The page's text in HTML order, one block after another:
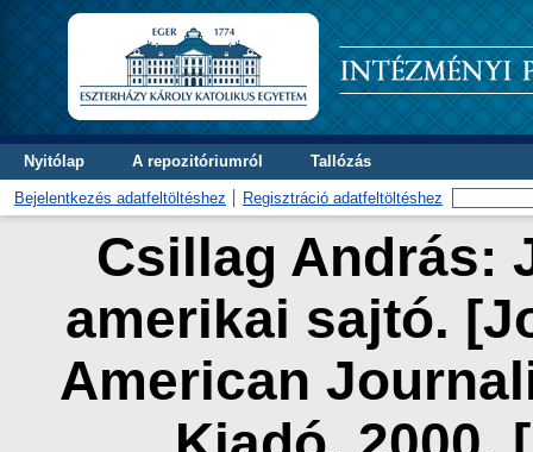
Nyitólap A repozitóriumról Tallózás
Bejelentkezés adatfeltöltéshez Regisztráció adatfeltöltéshez
Csillag András:
amerikai sajtó.
American